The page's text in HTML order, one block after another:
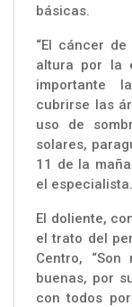
básicas.
“El cáncer
altura por la
importante
cubrirse las
uso de
solares,
11 de la
el especialista.
El doliente,
el trato del
Centro,
buenas, por
con todos